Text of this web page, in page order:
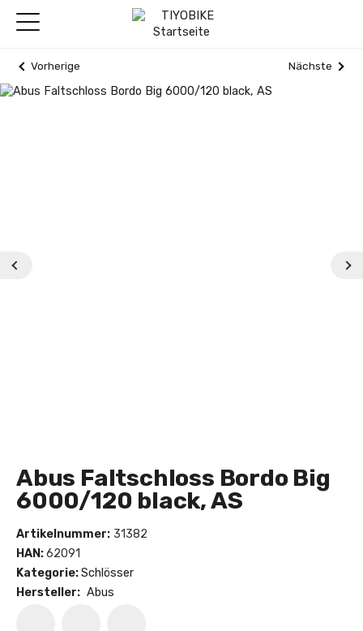
Vorherige Nächste
Abus Faltschloss Bordo Big
6000/120 black, AS
Artikelnummer: 31382
HAN:62091
Kategorie:Schlösser
Hersteller: Abus